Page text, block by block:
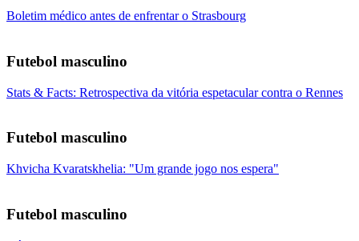
Boletim médico antes de enfrentar o Strasbourg
Futebol masculino
Stats & Facts: Retrospectiva da vitória espetacular contra o Rennes
Futebol masculino
Khvicha Kvaratskhelia: "Um grande jogo nos espera"
Futebol masculino